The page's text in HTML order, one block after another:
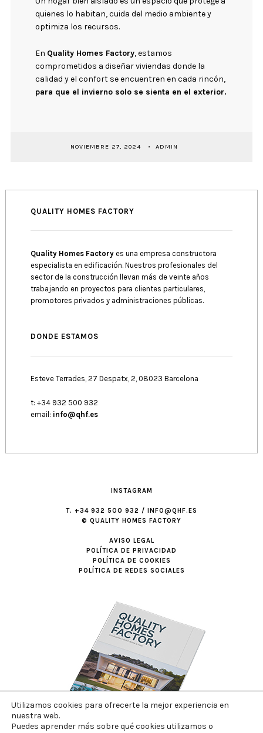
quienes lo habitan, cuida del medio ambiente y
optimiza los recursos.
En Quality Homes Factory, estamos
comprometidos a diseñar viviendas donde la
calidad y el confort se encuentren en cada rincón,
para que el invierno solo se sienta en el exterior.
NOVIEMBRE 27, 2024 ADMIN
QUALITY HOMES FACTORY
Quality Homes Factoryes una empresa constructora
especialista en edificación. Nuestros profesionales del
sector de la construcción llevan más de veinte años
trabajando en proyectos para clientes particulares,
promotores privados y administraciones públicas.
DONDE ESTAMOS
Esteve Terrades, 27 Despatx, 2, 08023 Barcelona
t: +34 932 500 932
email: info@qhf.es
INSTAGRAM
T. +34 932 500 932 / INFO@QHF.ES
© QUALITY HOMES FACTORY
AVISO LEGAL
POLÍTICA DE PRIVACIDAD
POLÍTICA DE COOKIES
POLÍTICA DE REDES SOCIALES
Utilizamos cookies para ofrecerte la mejor experiencia en
nuestra web.
Puedes aprender más sobre qué cookies utilizamos o